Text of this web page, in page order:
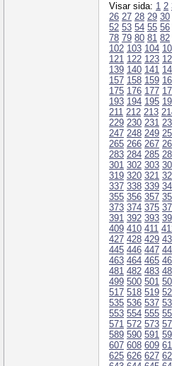
Visar sida: 1 2
26 27 28 29 30
52 53 54 55 56
78 79 80 81 82
102 103 104
121 122 123
139 140 141
157 158 159
175 176 177
193 194 195
211 212 213
229 230 231
247 248 249
265 266 267
283 284 285
301 302 303
319 320 321
337 338 339
355 356 357
373 374 375
391 392 393
409 410 411
427 428 429
445 446 447
463 464 465
481 482 483
499 500 501
517 518 519
535 536 537
553 554 555
571 572 573
589 590 591
607 608 609
625 626 627